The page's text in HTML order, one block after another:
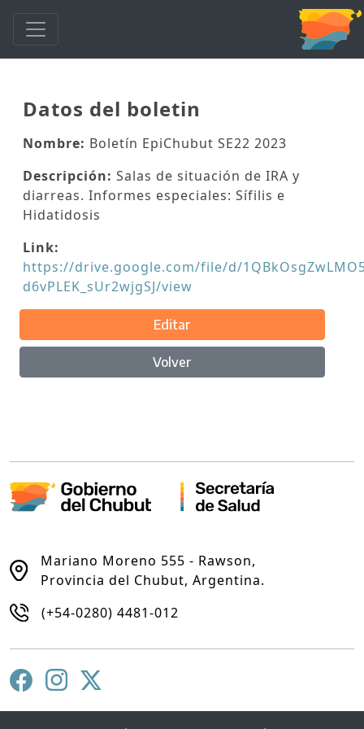
Datos del boletin
Nombre: Boletín EpiChubut SE22 2023
Descripción: Salas de situación de IRA y
diarreas. Informes especiales: Sífilis e
Hidatidosis
Link:
https://drive.google.com/file/d/
d6vPLEK_sUr2wjgSJ/view
Editar
Volver
Mariano Moreno 555 - Rawson,
Provincia del Chubut, Argentina.
(+54-0280) 4481-012